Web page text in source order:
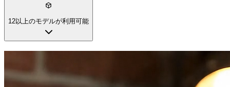
12以上のモデルが利用可能